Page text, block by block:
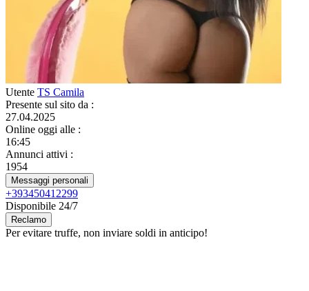
Utente TS Camila
Presente sul sito da :
27.04.2025
Online oggi alle :
16:45
Annunci attivi :
1954
Messaggi personali
+393450412299
Disponibile 24/7
Reclamo
Per evitare truffe, non inviare soldi in anticipo!